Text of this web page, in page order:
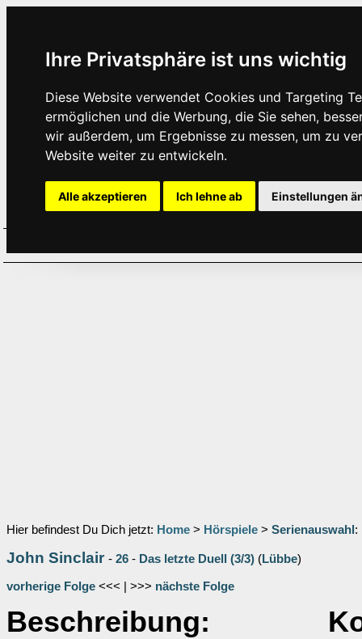
Ihre Privatsphäre ist uns wichtig
Diese Website verwendet Cookies und Targeting
ermöglichen und die Werbung, die Sie sehen,
wir außerdem, um Ergebnisse zu messen, um zu
Website weiter zu entwickeln.
Alle akzeptieren Ich lehne ab Einstellungen
Hier befindest Du Dich jetzt: Home > Hörspiele > Serienauswahl :
John Sinclair - 26 - Das letzte Duell (3/3) (Lübbe)
vorherige Folge <<< | >>> nächste Folge
Beschreibung: